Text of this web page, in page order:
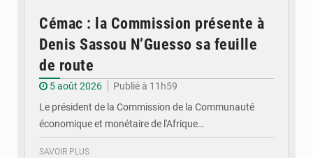
Cémac : la Commission présente à
Denis Sassou N’Guesso sa feuille
de route
5 août 2026
Publié à 11h59
Le président de la Commission de la Communauté
économique et monétaire de l'Afrique…
SAVOIR PLUS